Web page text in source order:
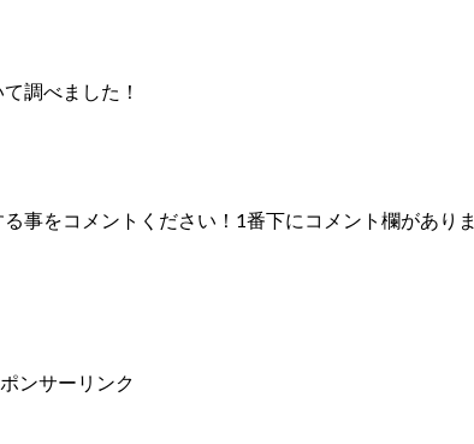
調べました！
事をコメントください！1番下にコメント欄がありま
ンサーリンク